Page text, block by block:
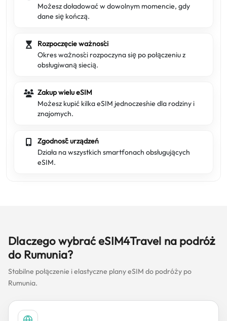
Możesz doładować w dowolnym momencie, gdy
dane się kończą.
Rozpoczęcie ważności
Okres ważności rozpoczyna się po połączeniu z
obsługiwaną siecią.
Zakup wielu eSIM
Możesz kupić kilka eSIM jednocześnie dla rodziny i
znajomych.
Zgodność urządzeń
Działa na wszystkich smartfonach obsługujących
eSIM.
Dlaczego wybrać eSIM4Travel na podróż
do Rumunia?
Stabilne połączenie i elastyczne plany eSIM do podróży po
Rumunia.